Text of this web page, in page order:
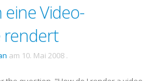
eine Video-
rendert
am 10. Mai 2008 .